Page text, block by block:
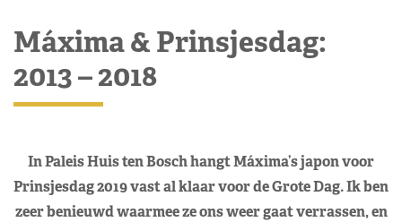
Máxima & Prinsjesdag:
2013 – 2018
In Paleis Huis ten Bosch hangt Máxima’s japon voor
Prinsjesdag 2019 vast al klaar voor de Grote Dag. Ik ben
zeer benieuwd waarmee ze ons weer gaat verrassen, en